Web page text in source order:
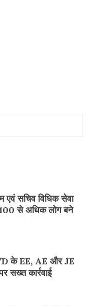
एवं सचिव विधिक सेवा
100 से अधिक लोग बने
के EE, AE और JE
सख्त कार्रवाई